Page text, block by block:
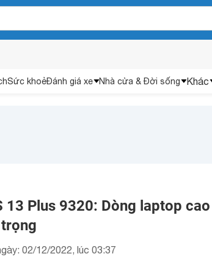
Sức khoẻĐánh giá xe Nhà cửa & Đời sống Khác
13 Plus 9320: Dòng laptop cao
02/12/2022, lúc 03:37